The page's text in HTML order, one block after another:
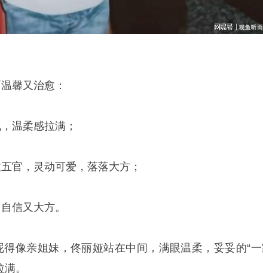
馨又治愈：
温柔感拉满；
官，灵动可爱，落落大方；
信又大方。
像亲姐妹，佟丽娅站在中间，满眼温柔，妥妥的“
。